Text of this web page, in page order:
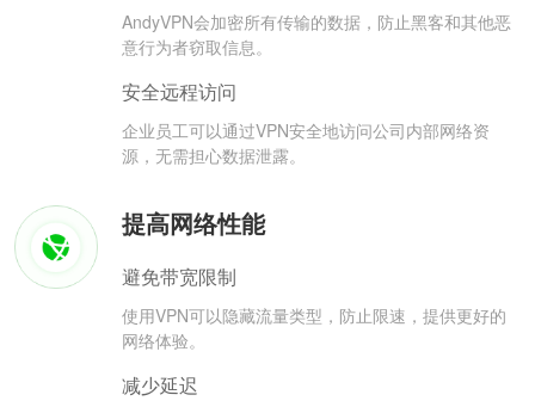
AndyVPN会加密所有传输的数据，防止黑客和其他恶
意行为者窃取信息。
安全远程访问
企业员工可以通过VPN安全地访问公司内部网络资
源，无需担心数据泄露。
提高网络性能
避免带宽限制
使用VPN可以隐藏流量类型，防止限速，提供更好的
网络体验。
减少延迟